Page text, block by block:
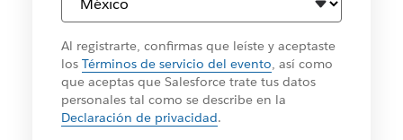
Al registrarte, confirmas que leíste y aceptaste
los Términos de servicio del evento, así como
que aceptas que Salesforce trate tus datos
personales tal como se describe en la
Declaración de privacidad.